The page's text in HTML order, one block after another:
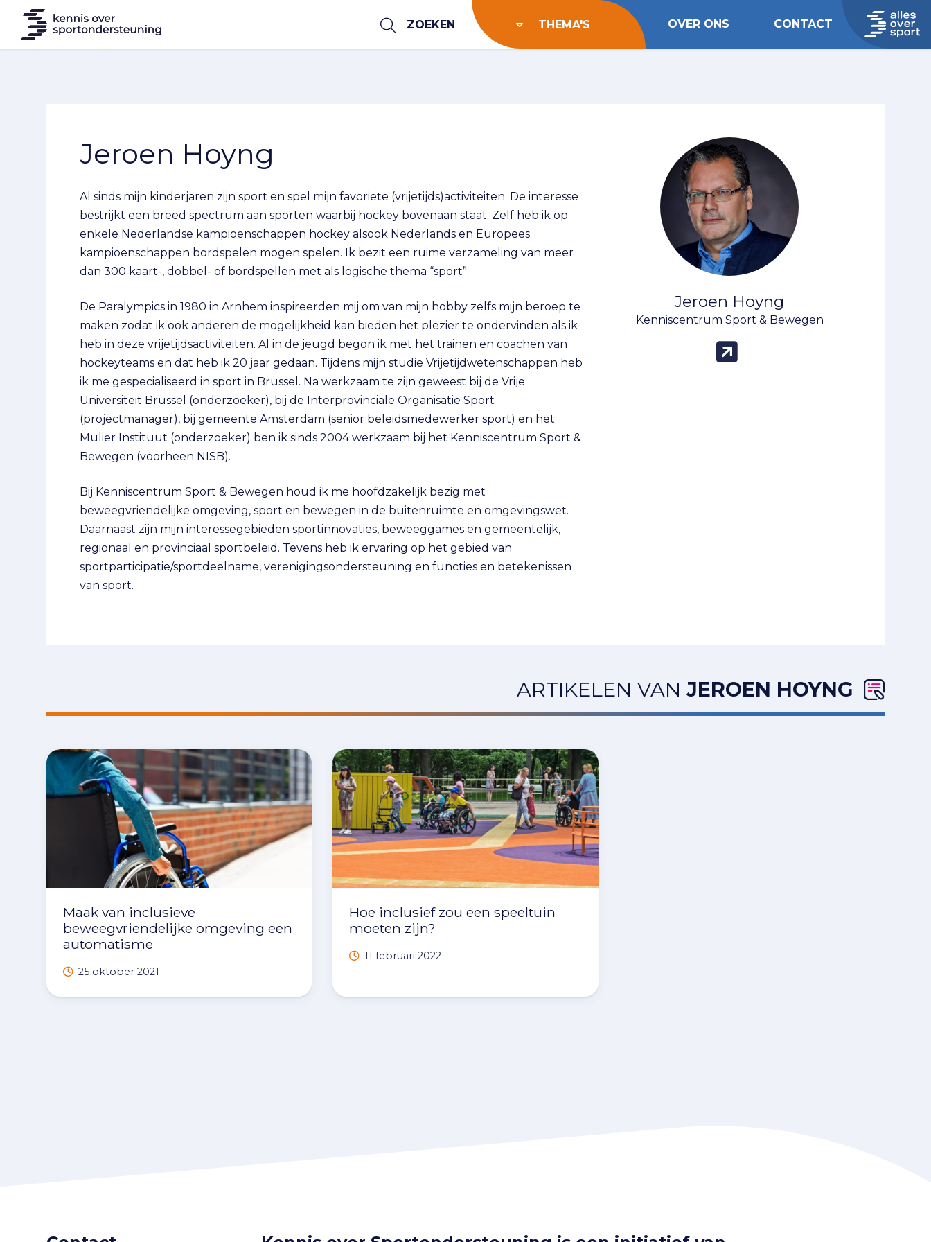
ZOEKEN THEMA'S OVER ONS CONTACT
Jeroen Hoyng
Al sinds mijn kinderjaren zijn sport en spel mijn favoriete (vrijetijds)activiteiten. De interesse
bestrijkt een breed spectrum aan sporten waarbij hockey bovenaan staat. Zelf heb ik op
enkele Nederlandse kampioenschappen hockey alsook Nederlands en Europees
kampioenschappen bordspelen mogen spelen. Ik bezit een ruime verzameling van meer
dan 300 kaart-, dobbel- of bordspellen met als logische thema “sport”.
De Paralympics in 1980 in Arnhem inspireerden mij om van mijn hobby zelfs mijn beroep te
maken zodat ik ook anderen de mogelijkheid kan bieden het plezier te ondervinden als ik
heb in deze vrijetijdsactiviteiten. Al in de jeugd begon ik met het trainen en coachen van
hockeyteams en dat heb ik 20 jaar gedaan. Tijdens mijn studie Vrijetijdwetenschappen heb
ik me gespecialiseerd in sport in Brussel. Na werkzaam te zijn geweest bij de Vrije
Universiteit Brussel (onderzoeker), bij de Interprovinciale Organisatie Sport
(projectmanager), bij gemeente Amsterdam (senior beleidsmedewerker sport) en het
Mulier Instituut (onderzoeker) ben ik sinds 2004 werkzaam bij het Kenniscentrum Sport &
Bewegen (voorheen NISB).
Bij Kenniscentrum Sport & Bewegen houd ik me hoofdzakelijk bezig met
beweegvriendelijke omgeving, sport en bewegen in de buitenruimte en omgevingswet.
Daarnaast zijn mijn interessegebieden sportinnovaties, beweeggames en gemeentelijk,
regionaal en provinciaal sportbeleid. Tevens heb ik ervaring op het gebied van
sportparticipatie/sportdeelname, verenigingsondersteuning en functies en betekenissen
van sport.
Jeroen Hoyng
Kenniscentrum Sport & Bewegen
(opent in
ARTIKELEN VAN JEROEN HOYNG
Maak van inclusieve
beweegvriendelijke omgeving een
automatisme
25 oktober 2021
Hoe inclusief zou een speeltuin
moeten zijn?
11 februari 2022